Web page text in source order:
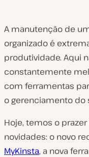
A manutenção de
organizado é
produtividade. Aqui
constantemente
com ferramentas
o gerenciamento do
Hoje, temos o
novidades: o novo
MyKinsta, a nova